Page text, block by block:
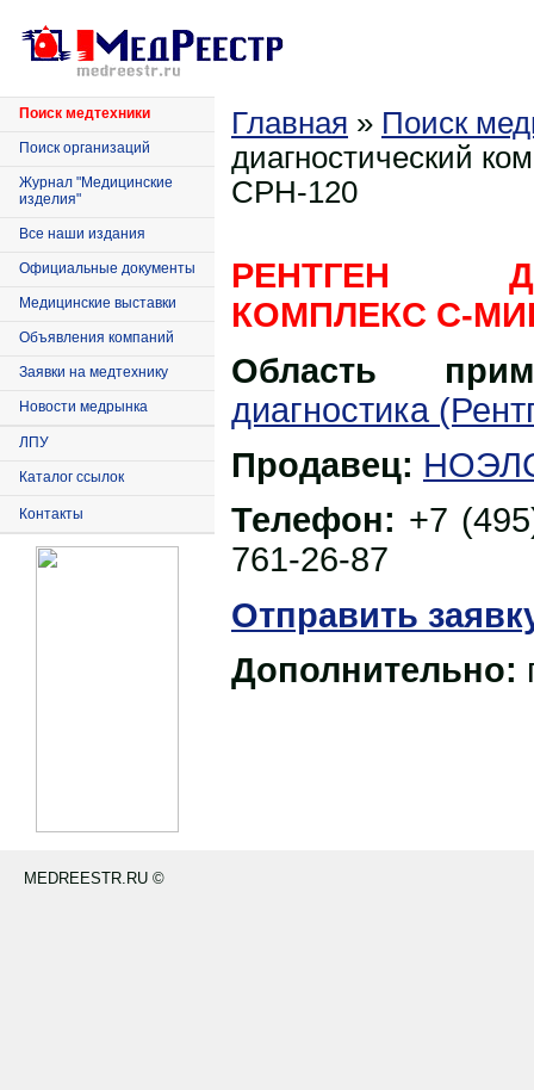
Поиск медтехники
Поиск организаций
Журнал "Медицинские
изделия"
Все наши издания
Официальные документы
Медицинские выставки
Объявления компаний
Заявки на медтехнику
Новости медрынка
ЛПУ
Каталог ссылок
Контакты
Главная » Поиск
диагностический
СРН-120
РЕНТГЕН
КОМПЛЕКС С-
Область
диагностика
Продавец:
Телефон: +7
761-26-87
Отправить
Дополнительно:
MEDREESTR.RU ©